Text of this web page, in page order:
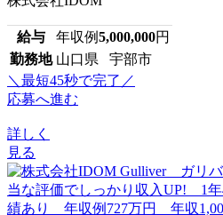
給与 年収例5,000,000円
勤務地 山口県 宇部市
＼最短45秒で完了／
応募へ進む
詳しく
見る